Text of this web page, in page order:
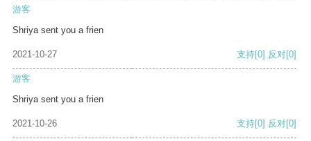
游客
Shriya sent you a frien
2021-10-27 支持[0] 反对[0]
游客
Shriya sent you a frien
2021-10-26 支持[0] 反对[0]